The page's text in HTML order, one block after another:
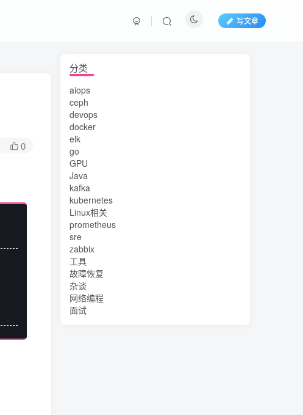
写文章
0
分类
aiops
ceph
devops
docker
elk
go
GPU
Java
kafka
kubernetes
Linux相关
prometheus
sre
zabbix
工具
故障恢复
杂谈
网络编程
面试